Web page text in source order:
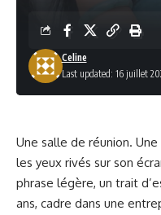
Last updated: 16 juillet
Celine
Une salle de réunion.
les yeux rivés sur son
phrase légère, un trait
ans, cadre dans une